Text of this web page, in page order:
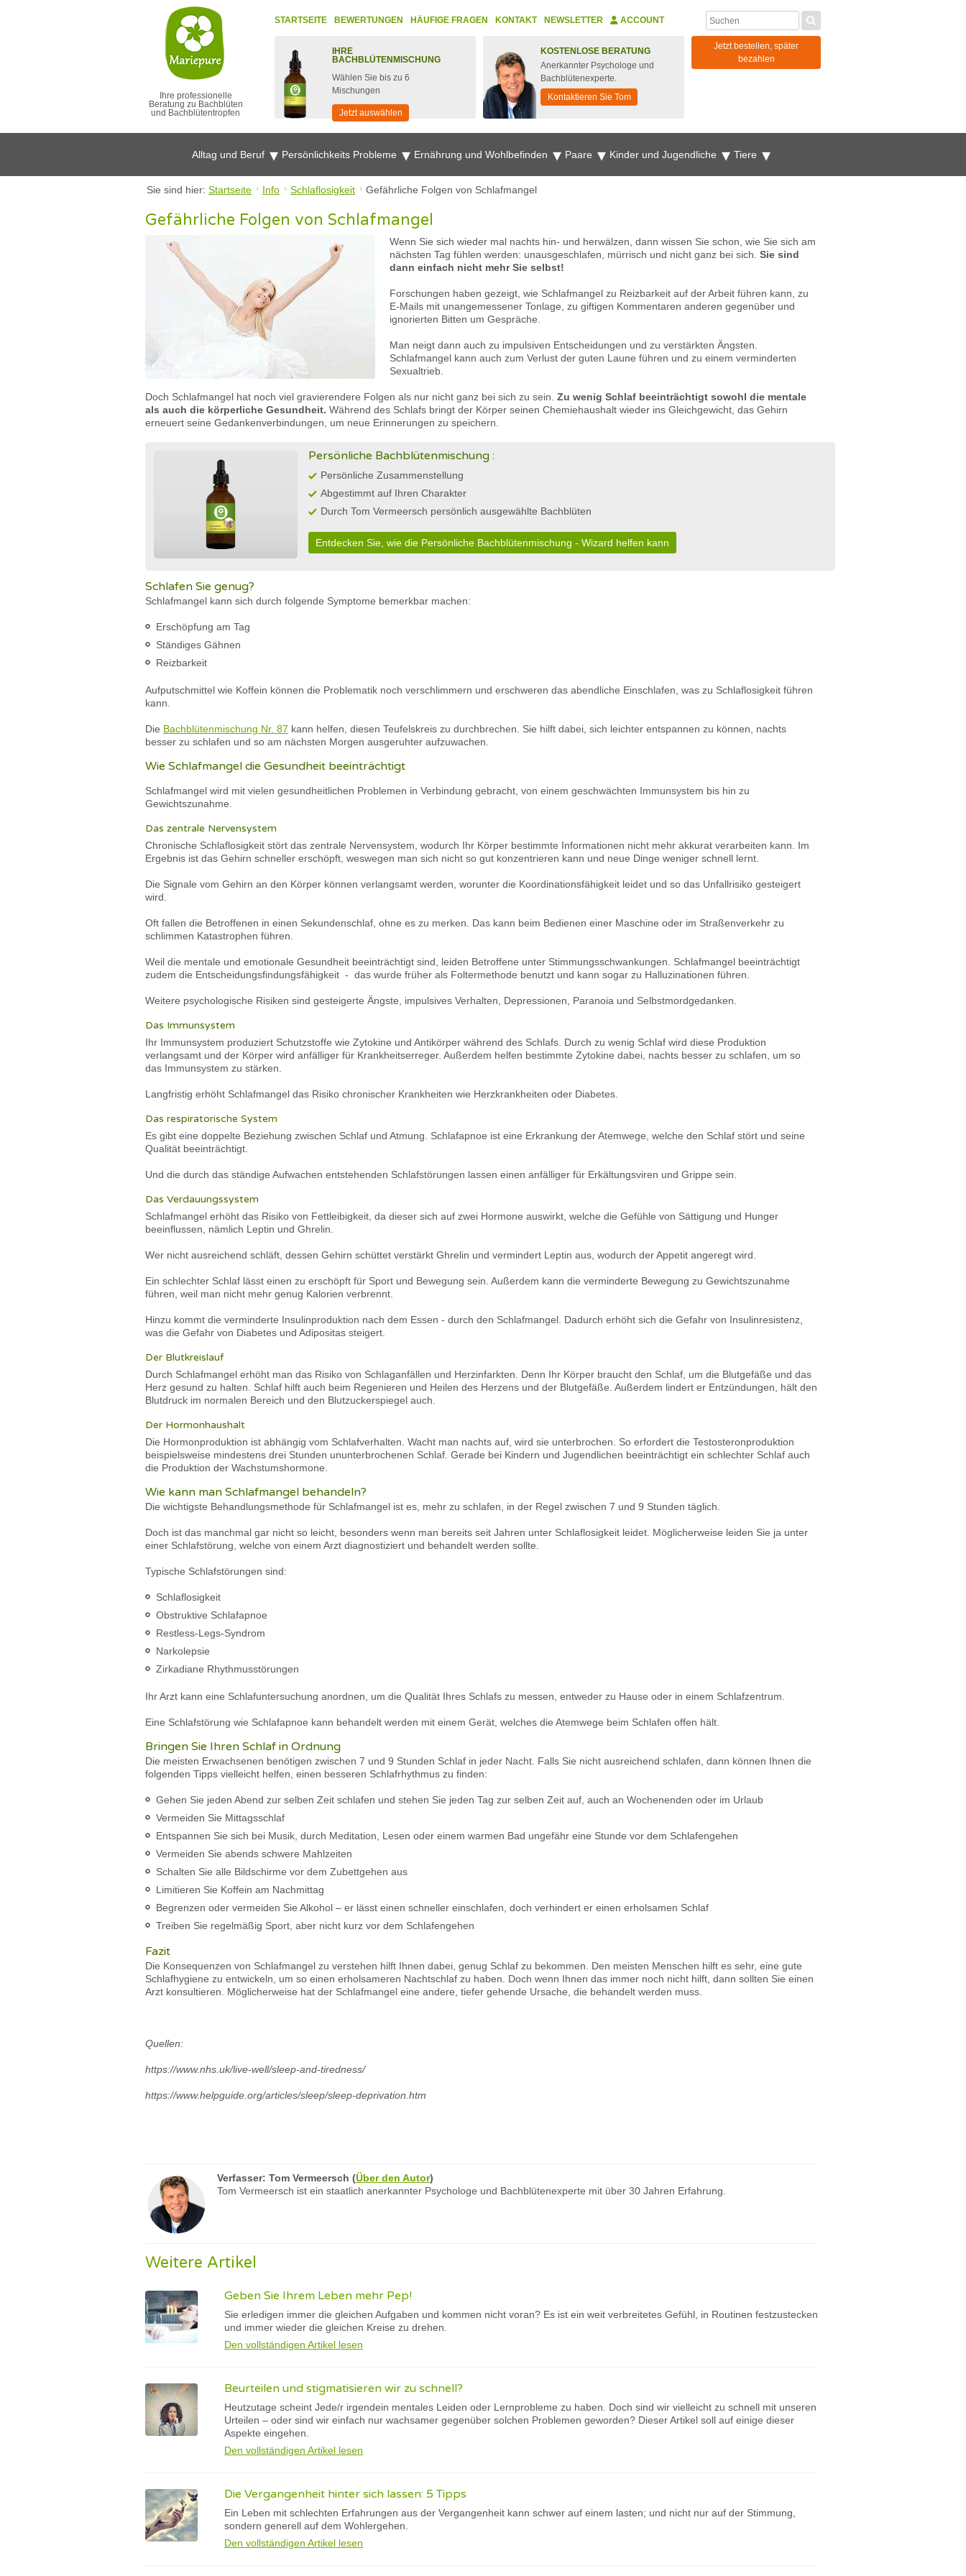
Ihre professionelle
Beratung zu Bachblüten
und Bachblütentropfen
STARTSEITE BEWERTUNGEN HÄUFIGE FRAGEN KONTAKT NEWSLETTER ACCOUNT
IHRE
BACHBLÜTENMISCHUNG
Wählen Sie bis zu 6
Mischungen
Jetzt auswählen
KOSTENLOSE BERATUNG
Anerkannter Psychologe und
Bachblütenexperte.
Kontaktieren Sie Tom
Jetzt bestellen, später
bezahlen
Alltag und Beruf Persönlichkeits Probleme Ernährung und Wohlbefinden Paare Kinder und Jugendliche Tiere
Sie sind hier: Startseite Info Schlaflosigkeit Gefährliche Folgen von Schlafmangel
Gefährliche Folgen von Schlafmangel
Wenn Sie sich wieder mal nachts hin- und herwälzen, dann wissen Sie schon, wie Sie sich am
nächsten Tag fühlen werden: unausgeschlafen, mürrisch und nicht ganz bei sich. Sie sind
dann einfach nicht mehr Sie selbst!
Forschungen haben gezeigt, wie Schlafmangel zu Reizbarkeit auf der Arbeit führen kann, zu
E-Mails mit unangemessener Tonlage, zu giftigen Kommentaren anderen gegenüber und
ignorierten Bitten um Gespräche.
Man neigt dann auch zu impulsiven Entscheidungen und zu verstärkten Ängsten.
Schlafmangel kann auch zum Verlust der guten Laune führen und zu einem verminderten
Sexualtrieb.
Doch Schlafmangel hat noch viel gravierendere Folgen als nur nicht ganz bei sich zu sein. Zu wenig Schlaf beeinträchtigt sowohl die mentale
als auch die körperliche Gesundheit. Während des Schlafs bringt der Körper seinen Chemiehaushalt wieder ins Gleichgewicht, das Gehirn
erneuert seine Gedankenverbindungen, um neue Erinnerungen zu speichern.
Persönliche Bachblütenmischung :
Persönliche Zusammenstellung
Abgestimmt auf Ihren Charakter
Durch Tom Vermeersch persönlich ausgewählte Bachblüten
Entdecken Sie, wie die Persönliche Bachblütenmischung - Wizard helfen kann
Schlafen Sie genug?
Schlafmangel kann sich durch folgende Symptome bemerkbar machen:
Erschöpfung am Tag
Ständiges Gähnen
Reizbarkeit
Aufputschmittel wie Koffein können die Problematik noch verschlimmern und erschweren das abendliche Einschlafen, was zu Schlaflosigkeit führen
kann.
Die Bachblütenmischung Nr. 87 kann helfen, diesen Teufelskreis zu durchbrechen. Sie hilft dabei, sich leichter entspannen zu können, nachts
besser zu schlafen und so am nächsten Morgen ausgeruhter aufzuwachen.
Wie Schlafmangel die Gesundheit beeinträchtigt
Schlafmangel wird mit vielen gesundheitlichen Problemen in Verbindung gebracht, von einem geschwächten Immunsystem bis hin zu
Gewichtszunahme.
Das zentrale Nervensystem
Chronische Schlaflosigkeit stört das zentrale Nervensystem, wodurch Ihr Körper bestimmte Informationen nicht mehr akkurat verarbeiten kann. Im
Ergebnis ist das Gehirn schneller erschöpft, weswegen man sich nicht so gut konzentrieren kann und neue Dinge weniger schnell lernt.
Die Signale vom Gehirn an den Körper können verlangsamt werden, worunter die Koordinationsfähigkeit leidet und so das Unfallrisiko gesteigert
wird.
Oft fallen die Betroffenen in einen Sekundenschlaf, ohne es zu merken. Das kann beim Bedienen einer Maschine oder im Straßenverkehr zu
schlimmen Katastrophen führen.
Weil die mentale und emotionale Gesundheit beeinträchtigt sind, leiden Betroffene unter Stimmungsschwankungen. Schlafmangel beeinträchtigt
zudem die Entscheidungsfindungsfähigkeit - das wurde früher als Foltermethode benutzt und kann sogar zu Halluzinationen führen.
Weitere psychologische Risiken sind gesteigerte Ängste, impulsives Verhalten, Depressionen, Paranoia und Selbstmordgedanken.
Das Immunsystem
Ihr Immunsystem produziert Schutzstoffe wie Zytokine und Antikörper während des Schlafs. Durch zu wenig Schlaf wird diese Produktion
verlangsamt und der Körper wird anfälliger für Krankheitserreger. Außerdem helfen bestimmte Zytokine dabei, nachts besser zu schlafen, um so
das Immunsystem zu stärken.
Langfristig erhöht Schlafmangel das Risiko chronischer Krankheiten wie Herzkrankheiten oder Diabetes.
Das respiratorische System
Es gibt eine doppelte Beziehung zwischen Schlaf und Atmung. Schlafapnoe ist eine Erkrankung der Atemwege, welche den Schlaf stört und seine
Qualität beeinträchtigt.
Und die durch das ständige Aufwachen entstehenden Schlafstörungen lassen einen anfälliger für Erkältungsviren und Grippe sein.
Das Verdauungssystem
Schlafmangel erhöht das Risiko von Fettleibigkeit, da dieser sich auf zwei Hormone auswirkt, welche die Gefühle von Sättigung und Hunger
beeinflussen, nämlich Leptin und Ghrelin.
Wer nicht ausreichend schläft, dessen Gehirn schüttet verstärkt Ghrelin und vermindert Leptin aus, wodurch der Appetit angeregt wird.
Ein schlechter Schlaf lässt einen zu erschöpft für Sport und Bewegung sein. Außerdem kann die verminderte Bewegung zu Gewichtszunahme
führen, weil man nicht mehr genug Kalorien verbrennt.
Hinzu kommt die verminderte Insulinproduktion nach dem Essen - durch den Schlafmangel. Dadurch erhöht sich die Gefahr von Insulinresistenz,
was die Gefahr von Diabetes und Adipositas steigert.
Der Blutkreislauf
Durch Schlafmangel erhöht man das Risiko von Schlaganfällen und Herzinfarkten. Denn Ihr Körper braucht den Schlaf, um die Blutgefäße und das
Herz gesund zu halten. Schlaf hilft auch beim Regenieren und Heilen des Herzens und der Blutgefäße. Außerdem lindert er Entzündungen, hält den
Blutdruck im normalen Bereich und den Blutzuckerspiegel auch.
Der Hormonhaushalt
Die Hormonproduktion ist abhängig vom Schlafverhalten. Wacht man nachts auf, wird sie unterbrochen. So erfordert die Testosteronproduktion
beispielsweise mindestens drei Stunden ununterbrochenen Schlaf. Gerade bei Kindern und Jugendlichen beeinträchtigt ein schlechter Schlaf auch
die Produktion der Wachstumshormone.
Wie kann man Schlafmangel behandeln?
Die wichtigste Behandlungsmethode für Schlafmangel ist es, mehr zu schlafen, in der Regel zwischen 7 und 9 Stunden täglich.
Doch ist das manchmal gar nicht so leicht, besonders wenn man bereits seit Jahren unter Schlaflosigkeit leidet. Möglicherweise leiden Sie ja unter
einer Schlafstörung, welche von einem Arzt diagnostiziert und behandelt werden sollte.
Typische Schlafstörungen sind:
Schlaflosigkeit
Obstruktive Schlafapnoe
Restless-Legs-Syndrom
Narkolepsie
Zirkadiane Rhythmusstörungen
Ihr Arzt kann eine Schlafuntersuchung anordnen, um die Qualität Ihres Schlafs zu messen, entweder zu Hause oder in einem Schlafzentrum.
Eine Schlafstörung wie Schlafapnoe kann behandelt werden mit einem Gerät, welches die Atemwege beim Schlafen offen hält.
Bringen Sie Ihren Schlaf in Ordnung
Die meisten Erwachsenen benötigen zwischen 7 und 9 Stunden Schlaf in jeder Nacht. Falls Sie nicht ausreichend schlafen, dann können Ihnen die
folgenden Tipps vielleicht helfen, einen besseren Schlafrhythmus zu finden:
Gehen Sie jeden Abend zur selben Zeit schlafen und stehen Sie jeden Tag zur selben Zeit auf, auch an Wochenenden oder im Urlaub
Vermeiden Sie Mittagsschlaf
Entspannen Sie sich bei Musik, durch Meditation, Lesen oder einem warmen Bad ungefähr eine Stunde vor dem Schlafengehen
Vermeiden Sie abends schwere Mahlzeiten
Schalten Sie alle Bildschirme vor dem Zubettgehen aus
Limitieren Sie Koffein am Nachmittag
Begrenzen oder vermeiden Sie Alkohol – er lässt einen schneller einschlafen, doch verhindert er einen erholsamen Schlaf
Treiben Sie regelmäßig Sport, aber nicht kurz vor dem Schlafengehen
Fazit
Die Konsequenzen von Schlafmangel zu verstehen hilft Ihnen dabei, genug Schlaf zu bekommen. Den meisten Menschen hilft es sehr, eine gute
Schlafhygiene zu entwickeln, um so einen erholsameren Nachtschlaf zu haben. Doch wenn Ihnen das immer noch nicht hilft, dann sollten Sie einen
Arzt konsultieren. Möglicherweise hat der Schlafmangel eine andere, tiefer gehende Ursache, die behandelt werden muss.
Quellen:
https://www.nhs.uk/live-well/sleep-and-tiredness/
https://www.helpguide.org/articles/sleep/sleep-deprivation.htm
Verfasser: Tom Vermeersch (Über den Autor)
Tom Vermeersch ist ein staatlich anerkannter Psychologe und Bachblütenexperte mit über 30 Jahren Erfahrung.
Weitere Artikel
Geben Sie Ihrem Leben mehr Pep!
Sie erledigen immer die gleichen Aufgaben und kommen nicht voran? Es ist ein weit verbreitetes Gefühl, in Routinen festzustecken
und immer wieder die gleichen Kreise zu drehen.
Den vollständigen Artikel lesen
Beurteilen und stigmatisieren wir zu schnell?
Heutzutage scheint Jede/r irgendein mentales Leiden oder Lernprobleme zu haben. Doch sind wir vielleicht zu schnell mit unseren
Urteilen – oder sind wir einfach nur wachsamer gegenüber solchen Problemen geworden? Dieser Artikel soll auf einige dieser
Aspekte eingehen.
Den vollständigen Artikel lesen
Die Vergangenheit hinter sich lassen: 5 Tipps
Ein Leben mit schlechten Erfahrungen aus der Vergangenheit kann schwer auf einem lasten; und nicht nur auf der Stimmung,
sondern generell auf dem Wohlergehen.
Den vollständigen Artikel lesen